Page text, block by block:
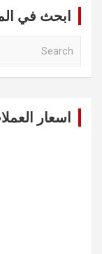
ابحث في
اسعار